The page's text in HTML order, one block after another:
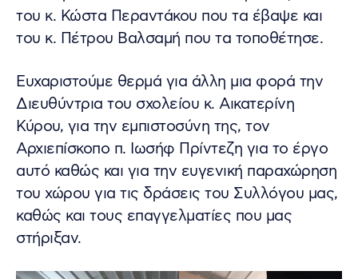
του κ. Κώστα Περαντάκου που τα έβαψε και
του κ. Πέτρου Βαλσαμή που τα τοποθέτησε.
Ευχαριστούμε θερμά για άλλη μια φορά την
Διευθύντρια του σχολείου κ. Αικατερίνη
Κύρου, για την εμπιστοσύνη της, τον
Αρχιεπίσκοπο π. Ιωσήφ Πρίντεζη για το έργο
αυτό καθώς και για την ευγενική παραχώρηση
του χώρου για τις δράσεις του Συλλόγου μας,
καθώς και τους επαγγελματίες που μας
στήριξαν.